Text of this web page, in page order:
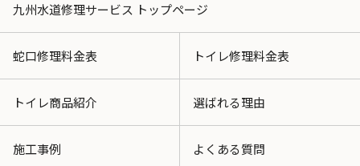
九州水道修理サービス トップページ
蛇口修理料金表 トイレ修理料金表
トイレ商品紹介 選ばれる理由
施工事例 よくある質問